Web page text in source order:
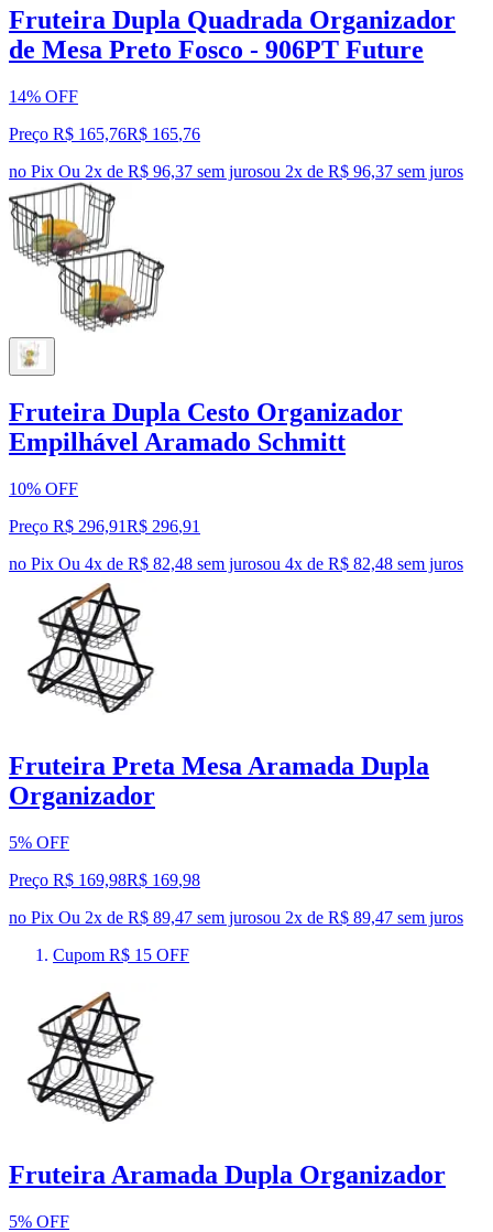
Fruteira Dupla Quadrada Organizador
de Mesa Preto Fosco - 906PT Future
14% OFF
Preço R$ 165,76R$ 165,76
no Pix Ou 2x de R$ 96,37 sem jurosou 2x de R$ 96,37 sem juros
Fruteira Dupla Cesto Organizador
Empilhável Aramado Schmitt
10% OFF
Preço R$ 296,91R$ 296,91
no Pix Ou 4x de R$ 82,48 sem jurosou 4x de R$ 82,48 sem juros
Fruteira Preta Mesa Aramada Dupla
Organizador
5% OFF
Preço R$ 169,98R$ 169,98
no Pix Ou 2x de R$ 89,47 sem jurosou 2x de R$ 89,47 sem juros
Cupom R$ 15 OFF
Fruteira Aramada Dupla Organizador
5% OFF